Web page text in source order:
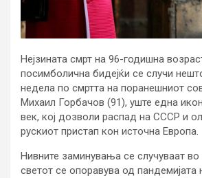
Нејзината смрт на 96-годишна
посимболична бидејќи се случи
недела по смртта на поранешниот
Михаил Горбачов (91), уште една
век, кој дозволи распад на СССР и
рускиот пристап кон источна Европа.
Нивните заминувања се случуваат
светот се опоравува од пандемијата